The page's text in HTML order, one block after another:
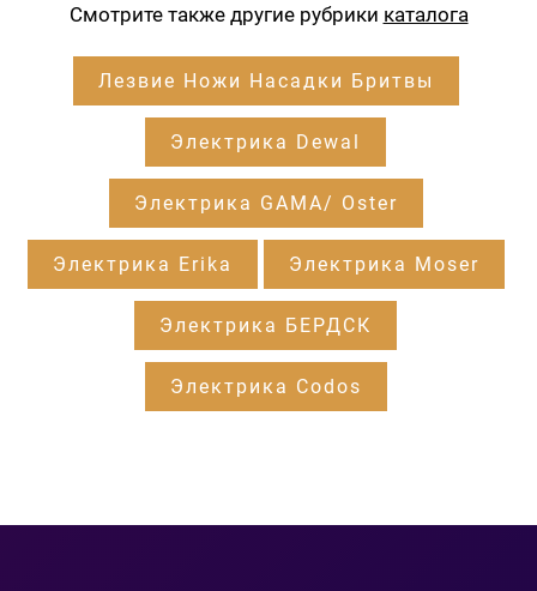
Смотрите также другие рубрики каталога
Лезвие Ножи Насадки Бритвы
Электрика Dewal
Электрика GAMA/ Oster
Электрика Erika Электрика Moser
Электрика БЕРДСК
Электрика Codos